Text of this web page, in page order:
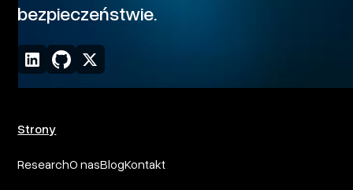
bezpieczeństwie.
Strony
ResearchO nasBlogKontakt